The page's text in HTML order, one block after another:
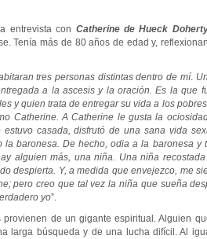
entrevista con Catherine de Hueck
Tenía más de 80 años de edad y,
tres personas distintas dentro de mí.
a la ascesis y la oración. Es la que
y quien trata de entregar su vida a los
Catherine. A Catherine le gusta la
estuvo casada, disfrutó de una sana vida
la baronesa. De hecho, odia a la baronesa y
alguien más, una niña. Una niña
despierta. Y, a medida que envejezco, me
pero creo que tal vez la niña que sueña
yo”.
provienen de un gigante espiritual. Alguien
larga búsqueda y de una lucha difícil. Al